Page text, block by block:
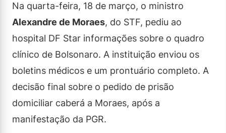
Na quarta-feira, 18 de março, o ministro
Alexandre de Moraes, do STF, pediu ao
hospital DF Star informações sobre o quadro
clínico de Bolsonaro. A instituição enviou os
boletins médicos e um prontuário completo. A
decisão final sobre o pedido de prisão
domiciliar caberá a Moraes, após a
manifestação da PGR.